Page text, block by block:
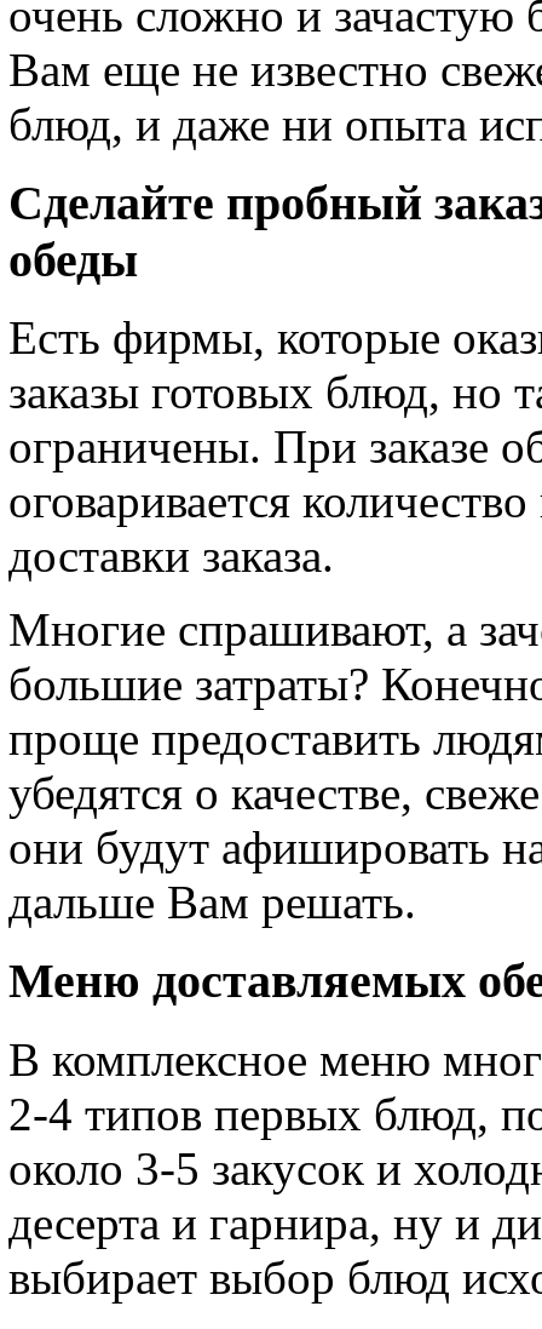
очень сложно и зачастую
Вам еще не известно
блюд, и даже ни опыта
Сделайте пробный
обеды
Есть фирмы, которые
заказы готовых блюд, но
ограничены. При заказе
оговаривается
доставки заказа.
Многие спрашивают, а
большие затраты?
проще предоставить
убедятся о качестве,
они будут афишировать
дальше Вам решать.
Меню доставляемых
В комплексное меню
2-4 типов первых блюд,
около 3-5 закусок и
десерта и гарнира, ну и
выбирает выбор блюд